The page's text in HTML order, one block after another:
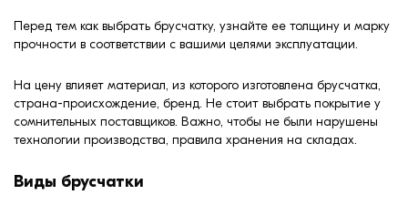
Перед тем как выбрать брусчатку, узнайте ее толщину и марку
прочности в соответствии с вашими целями эксплуатации.
На цену влияет материал, из которого изготовлена брусчатка,
страна-происхождение, бренд. Не стоит выбрать покрытие у
сомнительных поставщиков. Важно, чтобы не были нарушены
технологии производства, правила хранения на складах.
Виды брусчатки